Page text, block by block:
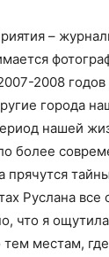
–
2008 годов
города
нашей
более
прячутся
Руслана все
что я
местам,